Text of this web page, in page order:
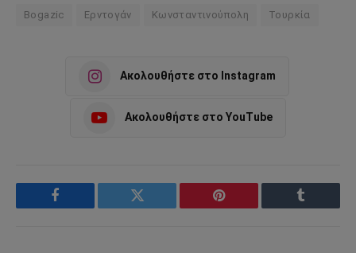
Bogazic Ερντογάν Κωνσταντινούπολη Τουρκία
Ακολουθήστε στο Instagram
Ακολουθήστε στο YouTube
Facebook Twitter Pinterest Tumblr